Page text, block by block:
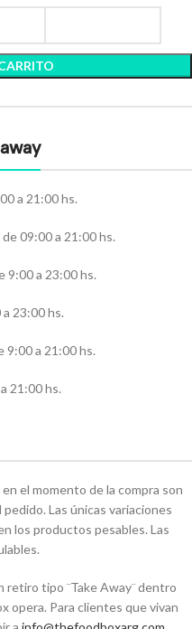
a 21:00 hs.
09:00 a 21:00 hs.
9:00 a 23:00 hs.
23:00 hs.
9:00 a 21:00 hs.
21:00 hs.
el momento de la compra son
Las únicas variaciones
los productos pesables. Las
retiro tipo ¨Take Away¨ dentro
opera. Para clientes que vivan